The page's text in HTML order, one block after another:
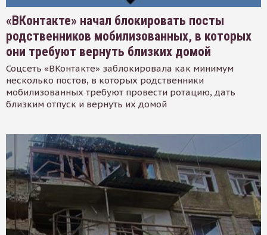
«ВКонтакте» начал блокировать посты
родственников мобилизованных, в которых
они требуют вернуть близких домой
Соцсеть «ВКонтакте» заблокировала как минимум
несколько постов, в которых родственники
мобилизованных требуют провести ротацию, дать
близким отпуск и вернуть их домой